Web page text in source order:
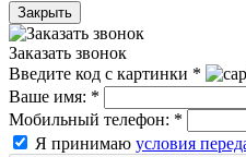
Закрыть
Заказать звонок
Введите код с картинки *
Ваше имя: *
Мобильный телефон: *
Я принимаю условия